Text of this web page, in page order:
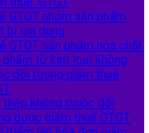
GTGT nhóm sản phẩm
bị gia dụng
GTGT sản phẩm hóa chất
phẩm từ kim loại không
đối tượng giảm thuế
thép không thuộc đối
được giảm thuế GTGT